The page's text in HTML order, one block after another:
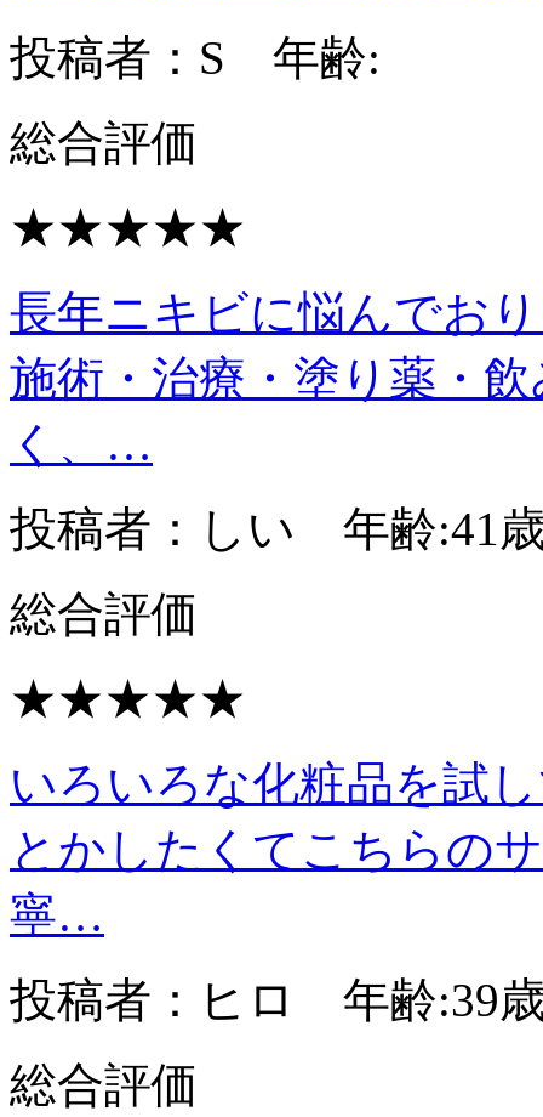
投稿者：S 年齢:
総合評価
★★★★★
長年ニキビに悩んでお
施術・治療・塗り薬・
く、…
投稿者：しい 年齢:41
総合評価
★★★★★
いろいろな化粧品を試
とかしたくてこちらの
寧…
投稿者：ヒロ 年齢:39
総合評価